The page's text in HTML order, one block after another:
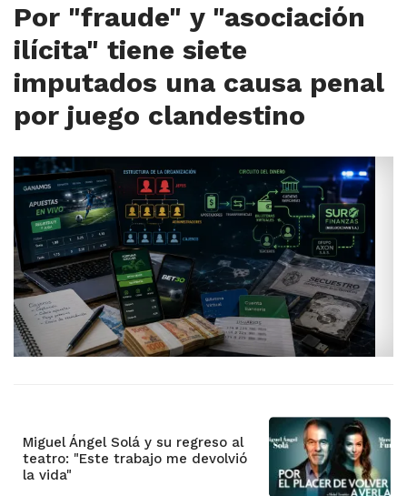
Por "fraude" y "asociación
ilícita" tiene siete
imputados una causa penal
por juego clandestino
Miguel Ángel Solá y su regreso al
teatro: "Este trabajo me devolvió
la vida"